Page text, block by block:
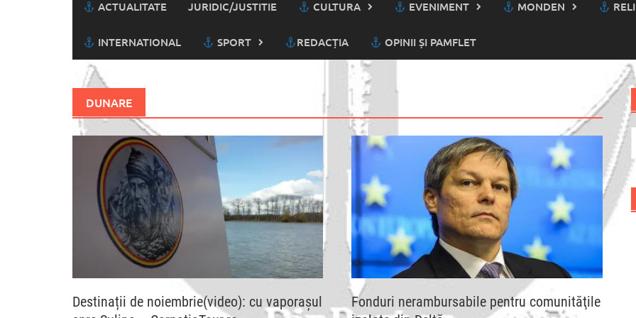
ACTUALITATE JURIDIC/JUSTITIE CULTURA EVENIMENT MONDEN
INTERNATIONAL SPORT REDACȚIA OPINII ȘI PAMFLET
DUNARE
Destinații de noiembrie(video): cu vaporașul
Fonduri nerambursabile pentru comunităţile